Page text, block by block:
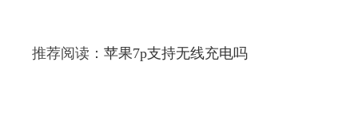
推荐阅读：苹果7p支持无线充电吗